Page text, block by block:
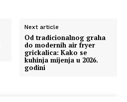
Next article
Od tradicionalnog graha
do modernih air fryer
grickalica: Kako se
kuhinja mijenja u 2026.
godini